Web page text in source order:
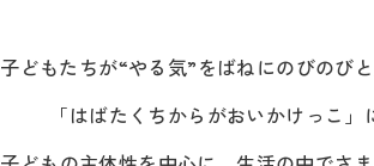
子どもたちが“やる気”をばねにのびのびと
「はばたくちからがおいかけっこ」